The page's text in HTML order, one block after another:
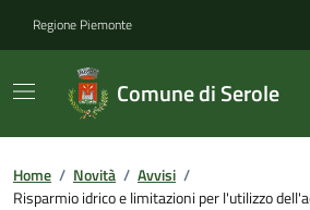
Regione Piemonte
Comune di Serole
Home / Novità / Avvisi /
Risparmio idrico e limitazioni per l'utilizzo